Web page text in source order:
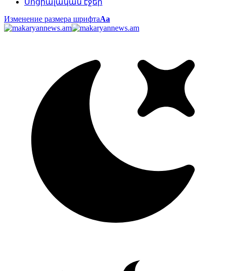
Սոցիալական էջեր
Изменение размера шрифтаАа